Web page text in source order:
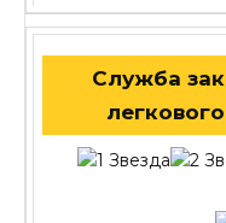
Служба